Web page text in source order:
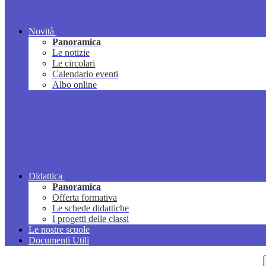
Novità
Panoramica
Le notizie
Le circolari
Calendario eventi
Albo online
Didattica
Panoramica
Offerta formativa
Le schede didattiche
I progetti delle classi
Le nostre scuole
Documenti Utili